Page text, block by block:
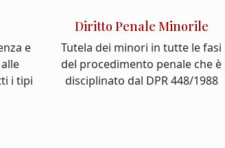
e
i tipi
Diritto Penale Minorile
Tutela dei minori in tutte le fasi
del procedimento penale che è
disciplinato dal DPR 448/1988